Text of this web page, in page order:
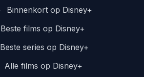
Binnenkort op Disney+
Beste films op Disney+
Beste series op Disney+
Alle films op Disney+